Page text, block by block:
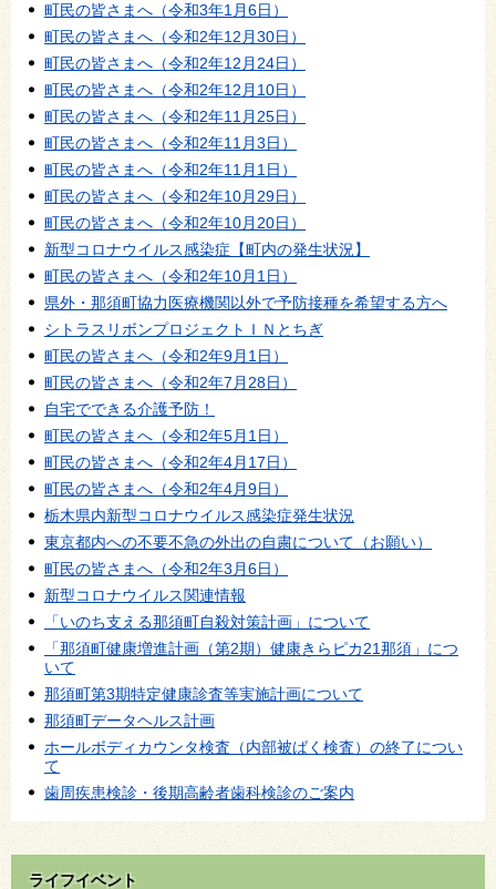
町民の皆さまへ（令和3年1月6日）
町民の皆さまへ（令和2年12月30日）
町民の皆さまへ（令和2年12月24日）
町民の皆さまへ（令和2年12月10日）
町民の皆さまへ（令和2年11月25日）
町民の皆さまへ（令和2年11月3日）
町民の皆さまへ（令和2年11月1日）
町民の皆さまへ（令和2年10月29日）
町民の皆さまへ（令和2年10月20日）
新型コロナウイルス感染症【町内の発生状況】
町民の皆さまへ（令和2年10月1日）
県外・那須町協力医療機関以外で予防接種を希望する方へ
シトラスリボンプロジェクトＩＮとちぎ
町民の皆さまへ（令和2年9月1日）
町民の皆さまへ（令和2年7月28日）
自宅でできる介護予防！
町民の皆さまへ（令和2年5月1日）
町民の皆さまへ（令和2年4月17日）
町民の皆さまへ（令和2年4月9日）
栃木県内新型コロナウイルス感染症発生状況
東京都内への不要不急の外出の自粛について（お願い）
町民の皆さまへ（令和2年3月6日）
新型コロナウイルス関連情報
「いのち支える那須町自殺対策計画」について
「那須町健康増進計画（第2期）健康きらピカ21那須」につ
いて
那須町第3期特定健康診査等実施計画について
那須町データヘルス計画
ホールボディカウンタ検査（内部被ばく検査）の終了につい
て
歯周疾患検診・後期高齢者歯科検診のご案内
ライフイベント